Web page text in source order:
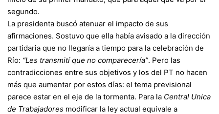
segundo.
La presidenta buscó atenuar el impacto de sus
afirmaciones. Sostuvo que ella había avisado a la dirección
partidaria que no llegaría a tiempo para la celebración de
Río: “Les transmití que no comparecería”. Pero las
contradicciones entre sus objetivos y los del PT no hacen
más que aumentar por estos días: el tema previsional
parece estar en el eje de la tormenta. Para la Central Unica
de Trabajadores modificar la ley actual equivale a